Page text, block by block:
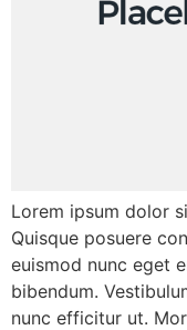
Lorem ipsum dolor
Quisque posuere
euismod nunc eget
bibendum.
nunc efficitur ut.